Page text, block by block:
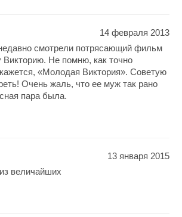
14 февраля 2013
смотрели потрясающий фильм
Викторию. Не помню, как точно
«Молодая Виктория». Советую
Очень жаль, что ее муж так рано
пара была.
13 января 2015
величайших